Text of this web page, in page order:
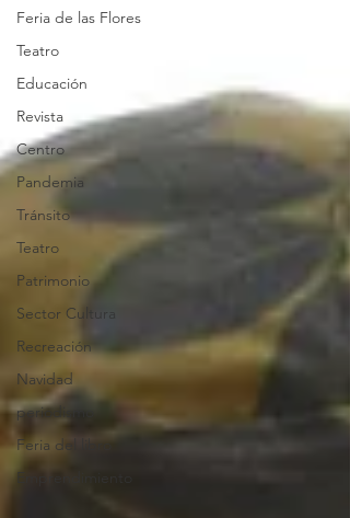
Feria de las Flores
Teatro
Educación
Revista
Centro
Pandemia
Tránsito
Teatro
Patrimonio
Sector Cultura
Recreación
Navidad
periodismo
Feria del libro
Emprendimiento